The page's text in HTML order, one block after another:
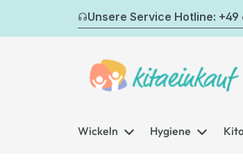
Hauptinhalt springen
Zur Suche springen
Zur Hauptnavigation springen
Unsere Service Hotline: +49
Wickeln Hygiene